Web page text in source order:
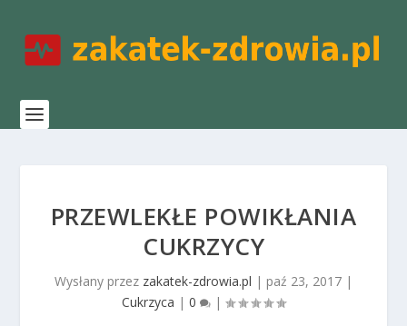
PRZEWLEKŁE POWIKŁANIA
CUKRZYCY
Wysłany przez zakatek-zdrowia.pl | paź 23, 2017 |
Cukrzyca | 0 |